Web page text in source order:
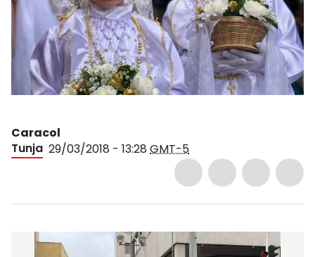
Caracol
Tunja 29/03/2018 - 13:28 GMT-5